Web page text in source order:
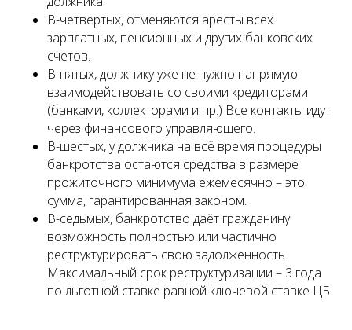
В-четвертых, отменяются аресты всех
зарплатных, пенсионных и других банковских
счетов.
В-пятых, должнику уже не нужно напрямую
взаимодействовать со своими кредиторами
(банками, коллекторами и пр.) Все контакты идут
через финансового управляющего.
В-шестых, у должника на всё время процедуры
банкротства остаются средства в размере
прожиточного минимума ежемесячно – это
сумма, гарантированная законом.
В-седьмых, банкротство даёт гражданину
возможность полностью или частично
реструктурировать свою задолженность.
Максимальный срок реструктуризации – 3 года
по льготной ставке равной ключевой ставке ЦБ.